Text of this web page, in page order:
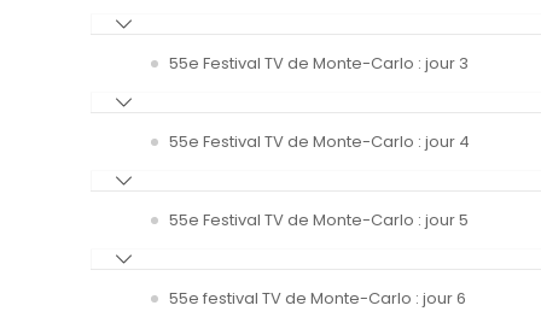
55e Festival TV de Monte-Carlo : jour 3
55e Festival TV de Monte-Carlo : jour 4
55e Festival TV de Monte-Carlo : jour 5
55e festival TV de Monte-Carlo : jour 6